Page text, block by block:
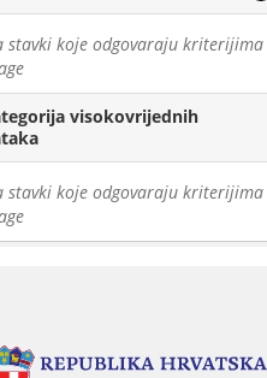
stavki koje odgovaraju kriterijima
visokovrijednih
stavki koje odgovaraju kriterijima